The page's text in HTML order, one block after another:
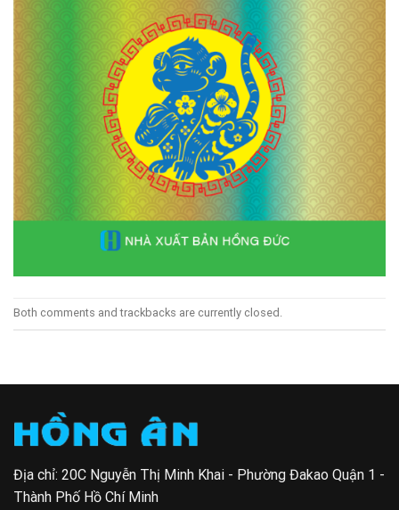
Both comments and trackbacks are currently closed.
Địa chỉ: 20C Nguyễn Thị Minh Khai - Phường Đakao Quận 1 -
Thành Phố Hồ Chí Minh